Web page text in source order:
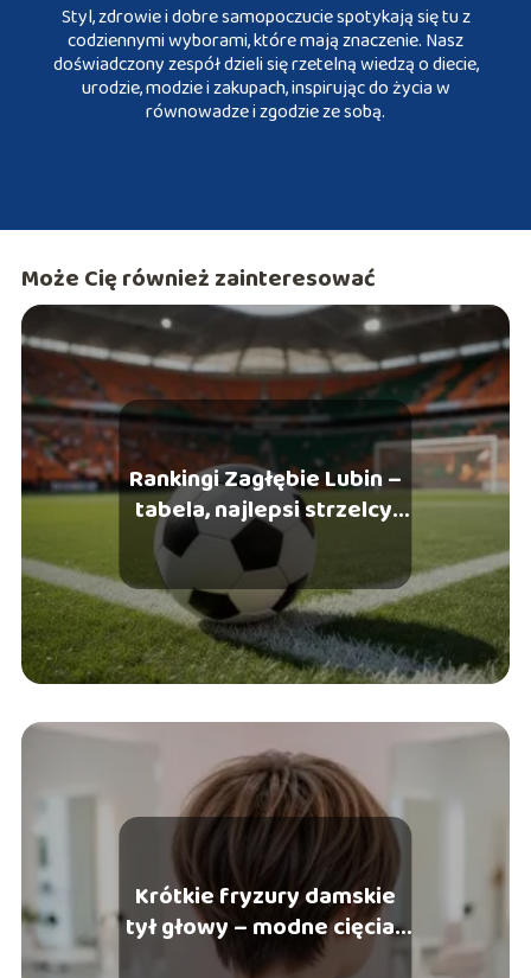
Styl, zdrowie i dobre samopoczucie spotykają się tu z
codziennymi wyborami, które mają znaczenie. Nasz
doświadczony zespół dzieli się rzetelną wiedzą o diecie,
urodzie, modzie i zakupach, inspirując do życia w
równowadze i zgodzie ze sobą.
Może Cię również zainteresować
Rankingi Zagłębie Lubin –
tabela, najlepsi strzelcy,
statystyki
Krótkie fryzury damskie
tył głowy – modne cięcia i
stylizacja